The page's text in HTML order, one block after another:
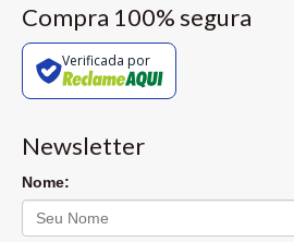
Compra 100% segura
Verificada por
Newsletter
Nome: